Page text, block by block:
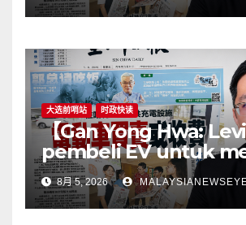
first remove
responsibility to
consumers】
大选前哨站 时政快读
【Gan Yong Hwa:
pembeli EV untuk
stesen pengecasan
langkah
perlu tangani
8月 5, 2026